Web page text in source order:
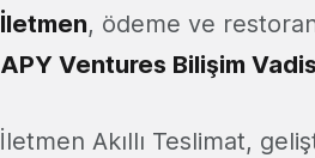
İletmen, ödeme ve
APY Ventures Bilişim
İletmen Akıllı Teslimat,